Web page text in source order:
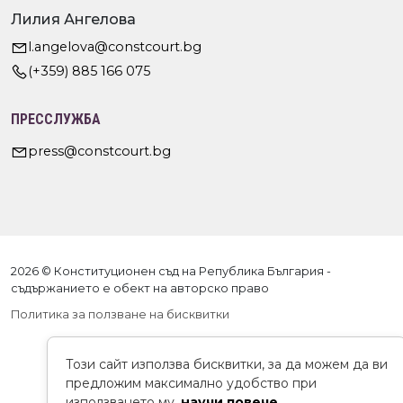
Лилия Ангелова
l.angelova@constcourt.bg
(+359) 885 166 075
ПРЕССЛУЖБА
press@constcourt.bg
2026 © Конституционен съд на Република България -
съдържанието е обект на авторско право
Политика за ползване на бисквитки
Този сайт използва бисквитки, за да можем да ви
предложим максимално удобство при